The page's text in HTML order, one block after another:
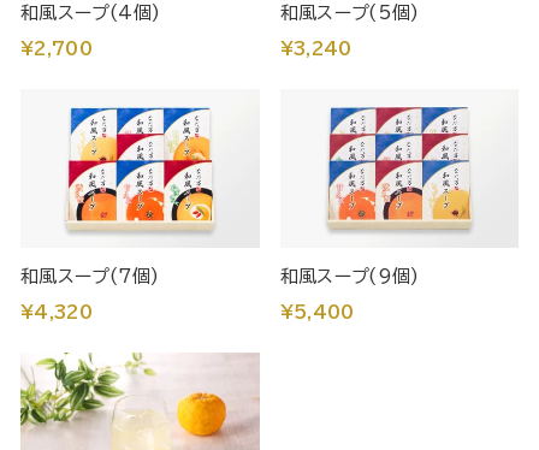
和風スープ(4個)
¥2,700
和風スープ(5個)
¥3,240
和風スープ(7個)
¥4,320
和風スープ(9個)
¥5,400